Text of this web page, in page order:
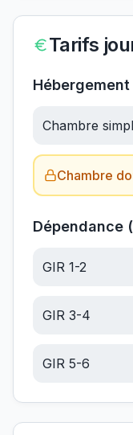
Tarifs
Hébergement
Chambre
Chambre
Dépendance
GIR 1-2
GIR 3-4
GIR 5-6